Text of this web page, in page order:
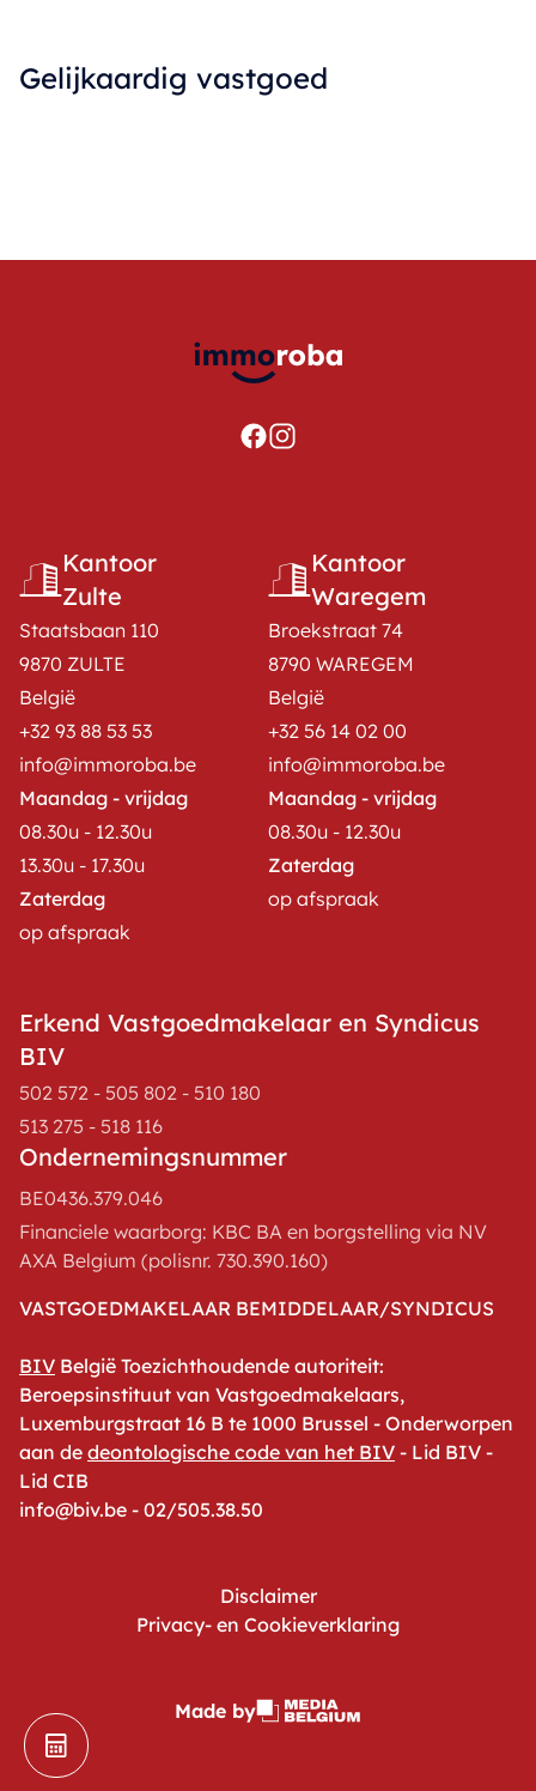
Gelijkaardig vastgoed
Kantoor
Zulte
Staatsbaan 110
9870 ZULTE
België
+32 93 88 53 53
info@immoroba.be
Maandag - vrijdag
08.30u - 12.30u
13.30u - 17.30u
Zaterdag
op afspraak
Kantoor
Waregem
Broekstraat 74
8790 WAREGEM
België
+32 56 14 02 00
info@immoroba.be
Maandag - vrijdag
08.30u - 12.30u
Zaterdag
op afspraak
Erkend Vastgoedmakelaar en Syndicus
BIV
502 572 - 505 802 - 510 180
513 275 - 518 116
Ondernemingsnummer
BE0436.379.046
Financiele waarborg: KBC BA en borgstelling via NV
AXA Belgium (polisnr. 730.390.160)
VASTGOEDMAKELAAR BEMIDDELAAR/SYNDICUS
BIV België Toezichthoudende autoriteit:
Beroepsinstituut van Vastgoedmakelaars,
Luxemburgstraat 16 B te 1000 Brussel - Onderworpen
aan de deontologische code van het BIV - Lid BIV -
Lid CIB
info@biv.be - 02/505.38.50
Disclaimer
Privacy- en Cookieverklaring
Made by